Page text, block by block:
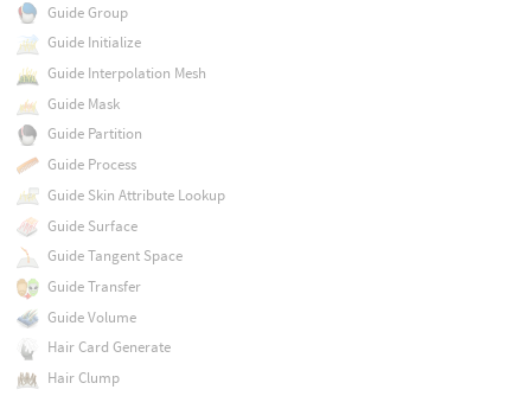
Guide Group
Guide Initialize
Guide Interpolation Mesh
Guide Mask
Guide Partition
Guide Process
Guide Skin Attribute Lookup
Guide Surface
Guide Tangent Space
Guide Transfer
Guide Volume
Hair Card Generate
Hair Clump